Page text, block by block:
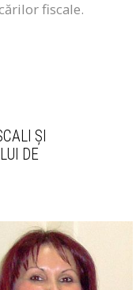
fiscale.
ȘI
DE